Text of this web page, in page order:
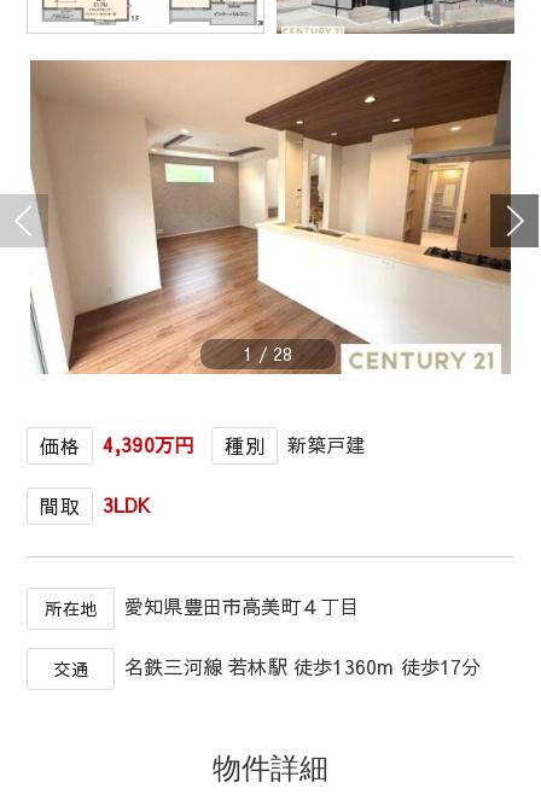
1/ 28
価格 4,390万円 種別 新築戸建
間取 3LDK
所在地 愛知県豊田市高美町４丁目
交通 名鉄三河線 若林駅 徒歩1360m 徒歩17分
物件詳細